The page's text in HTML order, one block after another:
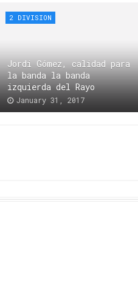
2 DIVISION
Jordi Gómez, calidad para
la banda la banda
izquierda del Rayo
January 31, 2017